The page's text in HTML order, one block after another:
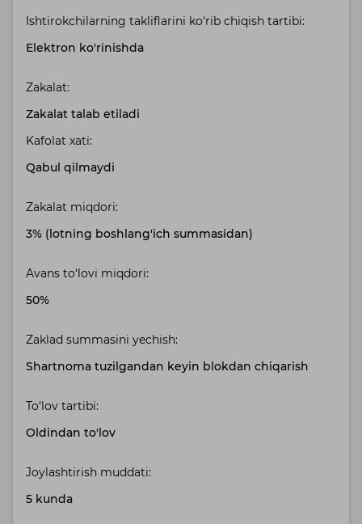
Ishtirokchilarning takliflarini ko‘rib chiqish tartibi:
Elektron ko'rinishda
Zakalat:
Zakalat talab etiladi
Kafolat xati:
Qabul qilmaydi
Zakalat miqdori:
3% (lotning boshlang'ich summasidan)
Avans to‘lovi miqdori:
50%
Zaklad summasini yechish:
Shartnoma tuzilgandan keyin blokdan chiqarish
To‘lov tartibi:
Oldindan to'lov
Joylashtirish muddati:
5 kunda